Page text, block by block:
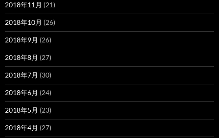
2018年11月 (21)
2018年10月 (26)
2018年9月 (26)
2018年8月 (27)
2018年7月 (30)
2018年6月 (24)
2018年5月 (23)
2018年4月 (27)